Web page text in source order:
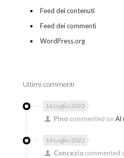
Feed dei contenuti
Feed dei commenti
WordPress.org
Ultimi commenti
16 Luglio 2022
Pino commented onAl
16 Luglio 2022
Concezio commented